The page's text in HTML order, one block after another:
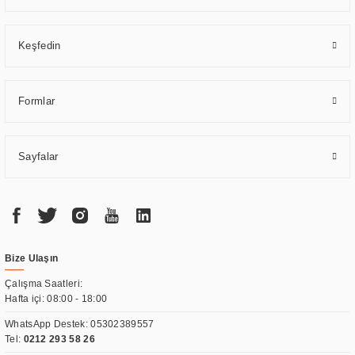
Keşfedin
Formlar
Sayfalar
Bize Ulaşın
Çalışma Saatleri:
Hafta içi: 08:00 - 18:00
WhatsApp Destek:05302389557
Tel: 0212 293 58 26